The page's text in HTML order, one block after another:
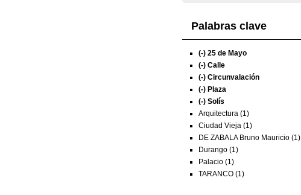
Palabras clave
(-) 25 de Mayo
(-) Calle
(-) Circunvalación
(-) Plaza
(-) Solís
Arquitectura (1)
Ciudad Vieja (1)
DE ZABALA Bruno Mauricio (1)
Durango (1)
Palacio (1)
TARANCO (1)